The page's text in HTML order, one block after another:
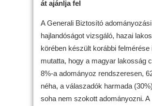
át ajánlja fel
A Generali Biztosító adományozási
hajlandóságot vizsgáló, hazai
körében készült korábbi felmérése
mutatta, hogy a magyar lakosság
8%-a adományoz rendszeresen,
néha, a válaszadók harmada
soha nem szokott adományozni. A